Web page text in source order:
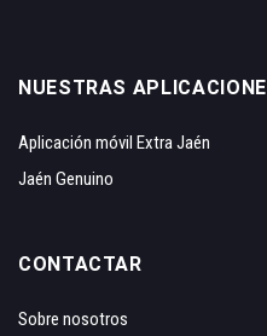
NUESTRAS
Aplicación móvil Extra Jaén
Jaén Genuino
CONTACTAR
Sobre nosotros